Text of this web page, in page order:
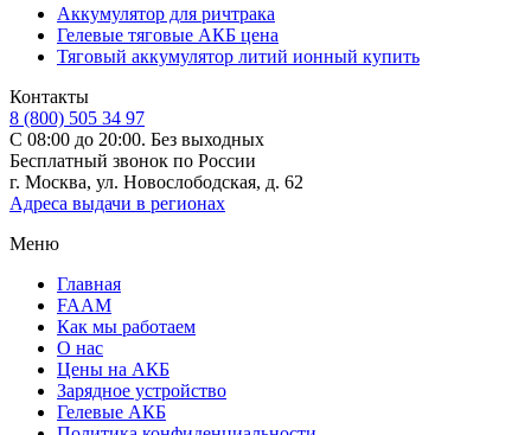
Аккумулятор для ричтрака
Гелевые тяговые АКБ цена
Тяговый аккумулятор литий ионный купить
Контакты
8 (800) 505 34 97
С 08:00 до 20:00. Без выходных
Бесплатный звонок по России
г. Москва, ул. Новослободская, д. 62
Адреса выдачи в регионах
Меню
Главная
FAAM
Как мы работаем
О нас
Цены на АКБ
Зарядное устройство
Гелевые АКБ